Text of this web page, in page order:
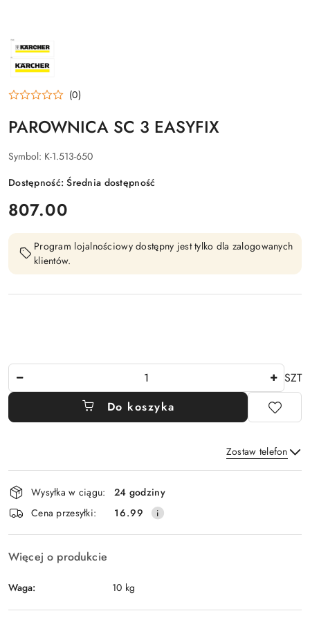
NAZWA
PRODUCENTA:
KARCHER
(0)
PAROWNICA SC 3 EASYFIX
Symbol: K-1.513-650
Dostępność:Średnia dostępność
cena:
807.00
Program lojalnościowy dostępny jest tylko dla zalogowanych
klientów.
SZT
Do koszyka
Zostaw telefon
Wyślij
Dostępność
i
dostawa
Wysyłka w ciągu:
24 godziny
Cena przesyłki:
16.99
Więcej o produkcie
Waga: 10 kg